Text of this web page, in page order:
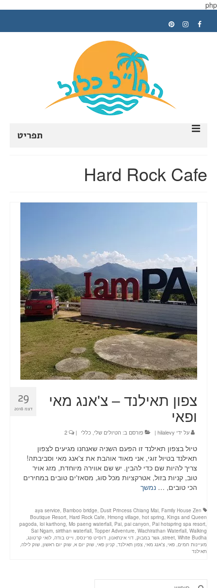
php
תפריט
תכנון טיול
טיפים
חדשות
אודות
צור קשר
Planning a trip? Here it all begins!
עמוד הבית
Hard Rock Cafe
29
דצמ 2018 צפון תאילנד – צ'אנג מאי
ופאי
על ידי hilalevy
| פורסם ב: הטיולים שלי כללי |
טיול בצפון תאילנד זו הפעם השניה שאנחנו מגיעים לצפון
תאילנד בטיול זוגי, אני מאוד אוהבת את צ'אנג מאי וסביבתה!
צריך להיות שם כדי להבין. יש שם אווירה מיוחדת, מזג אויר
טוב, קניות בזול, אטרקציות מכל סוג, מסאז'ים טובים במחירים
הכי טובים, … נמשך
aya service, Bamboo bridge, Dusit Princess Chiang Mai, Family House Zen
Boutique Resort, Hard Rock Cafe, Hmong village, hot spring, Kings and Queen
pagoda, loi karthong, Mo paeng waterfall, Pai, pai canyon, Pai hotspring spa resort,
Sai Ngam, sirithan waterfall, Topper Adventure, Wachirathan Waterfall, Walking
street, White Budha
, גשר במבוק, דוי אינתאנון, דוסיט פרינסס, וייט בודה, לואי קרטונג,
מעיינות חמים, פאי, צ'אנג מאי, צפון תאילנד, קניון פאי, שוק יום א, שוק יום ראשון, שוק לילה,
תאילנד